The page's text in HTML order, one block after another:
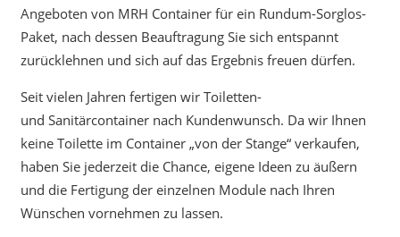
Angeboten von MRH Container für ein Rundum-Sorglos-
Paket, nach dessen Beauftragung Sie sich entspannt
zurücklehnen und sich auf das Ergebnis freuen dürfen.
Seit vielen Jahren fertigen wir Toiletten-
und Sanitärcontainer nach Kundenwunsch. Da wir Ihnen
keine Toilette im Container „von der Stange“ verkaufen,
haben Sie jederzeit die Chance, eigene Ideen zu äußern
und die Fertigung der einzelnen Module nach Ihren
Wünschen vornehmen zu lassen.